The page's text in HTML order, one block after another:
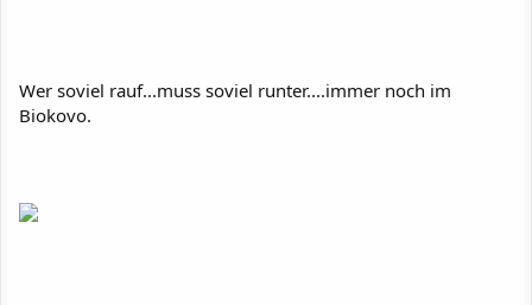
Wer soviel rauf...muss soviel runter....immer noch im
Biokovo.